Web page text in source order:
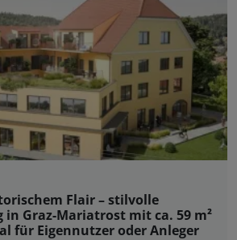
Flair – stilvolle
Graz-Mariatrost mit ca. 59 m²
für Eigennutzer oder Anleger